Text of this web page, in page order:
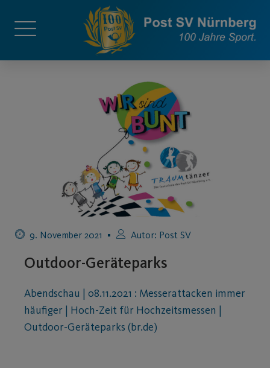
9. November 2021 Autor: Post SV
Outdoor-Geräteparks
Abendschau | 08.11.2021 : Messerattacken immer
häufiger | Hoch-Zeit für Hochzeitsmessen |
Outdoor-Geräteparks (br.de)